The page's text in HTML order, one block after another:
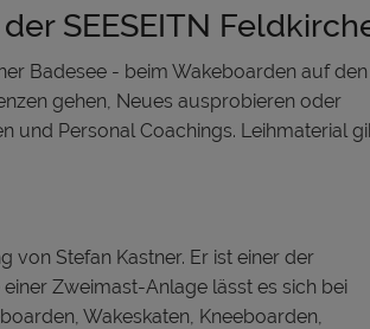
SEESEITN
Badesee - beim Wakeboarden auf den
gehen, Neues ausprobieren oder
und Personal Coachings. Leihmaterial
von Stefan Kastner. Er ist einer der
Zweimast-Anlage lässt es sich bei
Wakeskaten, Kneeboarden,